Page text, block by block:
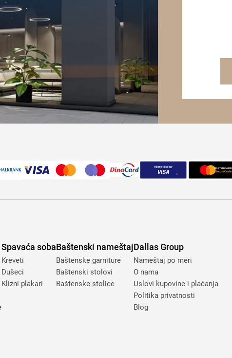
Spavaća soba
Kreveti
Dušeci
Klizni plakari
Baštenski nameštaj
Baštenske garniture
Baštenski stolovi
Baštenske stolice
Dallas Group
Nameštaj po meri
O nama
Uslovi kupovine i plaćanja
Politika privatnosti
Blog